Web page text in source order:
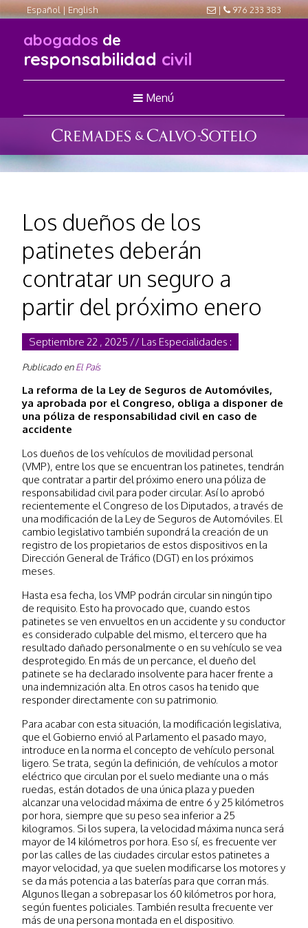
Español | English | 976 233 383
abogados de
responsabilidad civil
Menú
Los dueños de los
patinetes deberán
contratar un seguro a
partir del próximo enero
Septiembre 22 , 2025 // Las Especialidades :
Publicado enEl País
La reforma de la Ley de Seguros de Automóviles,
ya aprobada por el Congreso, obliga a disponer de
una póliza de responsabilidad civil en caso de
accidente
Los dueños de los vehículos de movilidad personal
(VMP), entre los que se encuentran los patinetes, tendrán
que contratar a partir del próximo enero una póliza de
responsabilidad civil para poder circular. Así lo aprobó
recientemente el Congreso de los Diputados, a través de
una modificación de la Ley de Seguros de Automóviles. El
cambio legislativo también supondrá la creación de un
registro de los propietarios de estos dispositivos en la
Dirección General de Tráfico (DGT) en los próximos
meses.
Hasta esa fecha, los VMP podrán circular sin ningún tipo
de requisito. Esto ha provocado que, cuando estos
patinetes se ven envueltos en un accidente y su conductor
es considerado culpable del mismo, el tercero que ha
resultado dañado personalmente o en su vehículo se vea
desprotegido. En más de un percance, el dueño del
patinete se ha declarado insolvente para hacer frente a
una indemnización alta. En otros casos ha tenido que
responder directamente con su patrimonio.
Para acabar con esta situación, la modificación legislativa,
que el Gobierno envió al Parlamento el pasado mayo,
introduce en la norma el concepto de vehículo personal
ligero. Se trata, según la definición, de vehículos a motor
eléctrico que circulan por el suelo mediante una o más
ruedas, están dotados de una única plaza y pueden
alcanzar una velocidad máxima de entre 6 y 25 kilómetros
por hora, siempre que su peso sea inferior a 25
kilogramos. Si los supera, la velocidad máxima nunca será
mayor de 14 kilómetros por hora. Eso sí, es frecuente ver
por las calles de las ciudades circular estos patinetes a
mayor velocidad, ya que suelen modificarse los motores y
se da más potencia a las baterías para que corran más.
Algunos llegan a sobrepasar los 60 kilómetros por hora,
según fuentes policiales. También resulta frecuente ver
más de una persona montada en el dispositivo.